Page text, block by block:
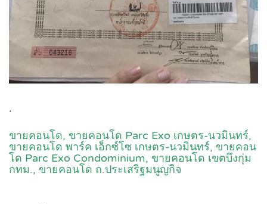
.
ขายคอนโด, ขายคอนโด Parc Exo เกษตร-นวมินทร์,
ขายคอนโด พาร์ค เอ็กซ์โซ เกษตร-นวมินทร์, ขายคอน
โด Parc Exo Condominium, ขายคอนโด เขตบึงกุ่ม
กทม., ขายคอนโด ถ.ประเสริฐมนูญกิจ